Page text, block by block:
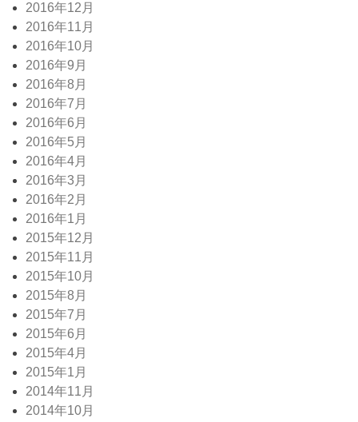
2016年12月
2016年11月
2016年10月
2016年9月
2016年8月
2016年7月
2016年6月
2016年5月
2016年4月
2016年3月
2016年2月
2016年1月
2015年12月
2015年11月
2015年10月
2015年8月
2015年7月
2015年6月
2015年4月
2015年1月
2014年11月
2014年10月